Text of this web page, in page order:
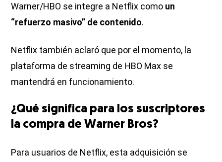
Warner/HBO se integre a Netflix como un
“refuerzo masivo” de contenido.
Netflix también aclaró que por el momento, la
plataforma de streaming de HBO Max se
mantendrá en funcionamiento.
¿Qué significa para los suscriptores
la compra de Warner Bros?
Para usuarios de Netflix, esta adquisición se